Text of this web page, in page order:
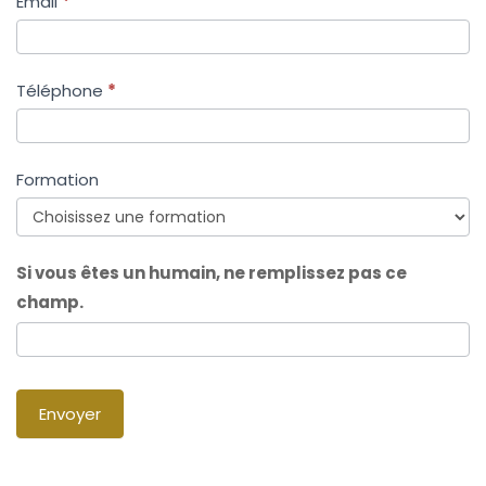
Téléphone *
Formation
Si vous êtes un humain, ne remplissez pas ce
champ.
Envoyer